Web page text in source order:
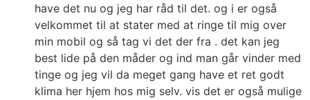
have det nu og jeg har råd til det. og i er også
velkommet til at stater med at ringe til mig over
min mobil og så tag vi det der fra . det kan jeg
best lide på den måder og ind man går vinder med
tinge og jeg vil da meget gang have et ret godt
klima her hjem hos mig selv. vis det er også mulige